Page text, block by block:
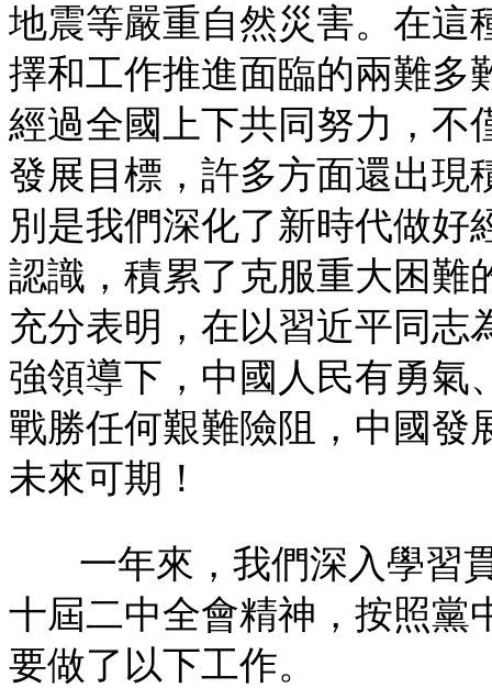
地震等嚴重自然災害。在這
擇和工作推進面臨的兩難多
經過全國上下共同努力，不
發展目標，許多方面還出現
別是我們深化了新時代做好
認識，積累了克服重大困難
充分表明，在以習近平同志
強領導下，中國人民有勇氣
戰勝任何艱難險阻，中國發
未來可期！
一年來，我們深入學習
十屆二中全會精神，按照黨
要做了以下工作。